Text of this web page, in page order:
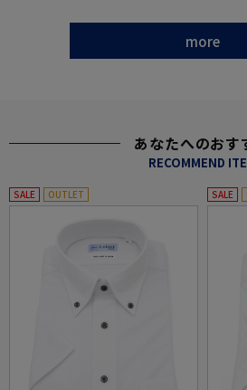
more
あなたへのおす
RECOMMEND
SALE OUTLET SALE